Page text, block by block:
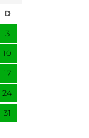
D
3
10
17
24
31